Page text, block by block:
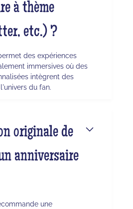
à thème
etc.) ?
des expériences
immersives où des
intègrent des
du fan.
originale de
anniversaire
une